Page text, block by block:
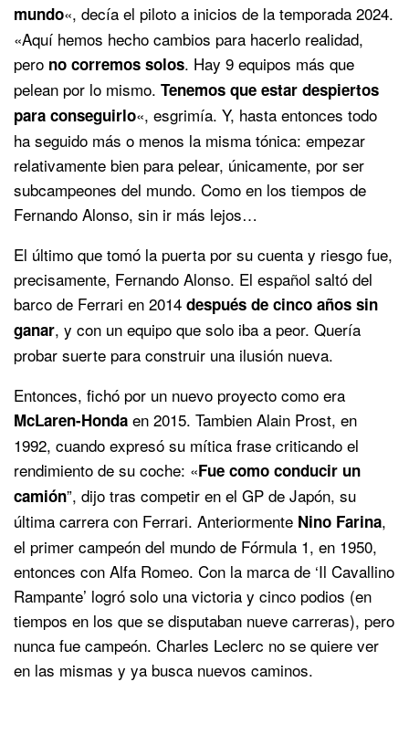
mundo«, decía el piloto a inicios de la temporada 2024.
«Aquí hemos hecho cambios para hacerlo realidad,
pero no corremos solos. Hay 9 equipos más que
pelean por lo mismo. Tenemos que estar despiertos
para conseguirlo«, esgrimía. Y, hasta entonces todo
ha seguido más o menos la misma tónica: empezar
relativamente bien para pelear, únicamente, por ser
subcampeones del mundo. Como en los tiempos de
Fernando Alonso, sin ir más lejos…
El último que tomó la puerta por su cuenta y riesgo fue,
precisamente, Fernando Alonso. El español saltó del
barco de Ferrari en 2014 después de cinco años sin
ganar, y con un equipo que solo iba a peor. Quería
probar suerte para construir una ilusión nueva.
Entonces, fichó por un nuevo proyecto como era
McLaren-Honda en 2015. Tambien Alain Prost, en
1992, cuando expresó su mítica frase criticando el
rendimiento de su coche: «Fue como conducir un
camión”, dijo tras competir en el GP de Japón, su
última carrera con Ferrari. Anteriormente Nino Farina,
el primer campeón del mundo de Fórmula 1, en 1950,
entonces con Alfa Romeo. Con la marca de ‘Il Cavallino
Rampante’ logró solo una victoria y cinco podios (en
tiempos en los que se disputaban nueve carreras), pero
nunca fue campeón. Charles Leclerc no se quiere ver
en las mismas y ya busca nuevos caminos.